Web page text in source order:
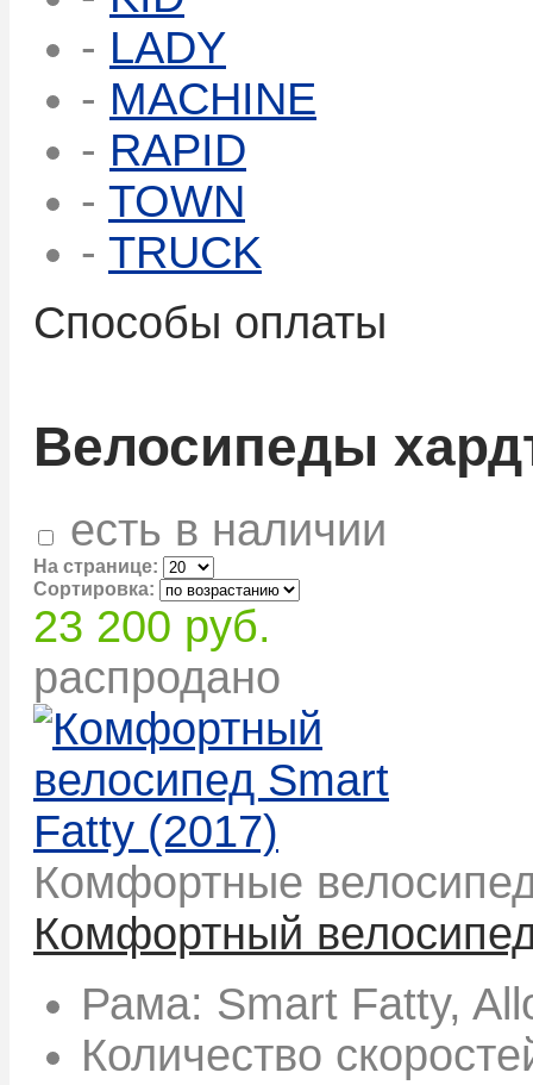
- LADY
- MACHINE
- RAPID
- TOWN
- TRUCK
Способы оплаты
Велосипеды
есть в наличии
На странице:
Сортировка:
23 200 руб.
распродано
Комфортные
Комфортный
Рама: Smart Fatty,
Количество